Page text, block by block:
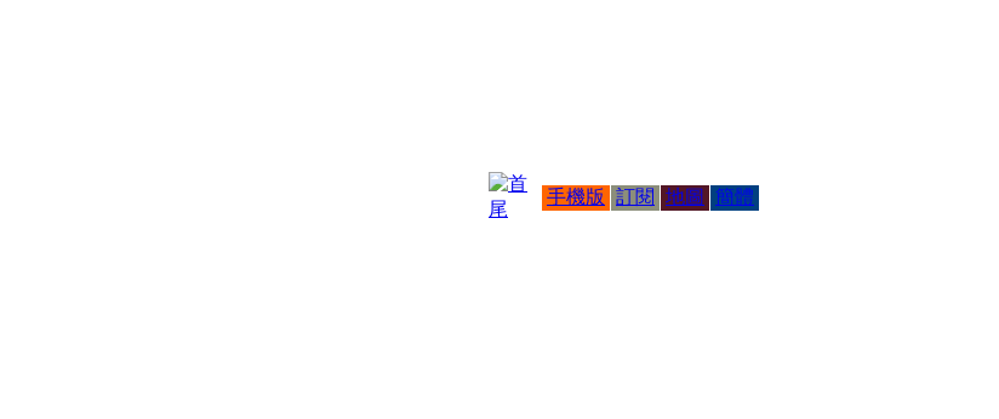
手機版 訂閱 地圖 簡體